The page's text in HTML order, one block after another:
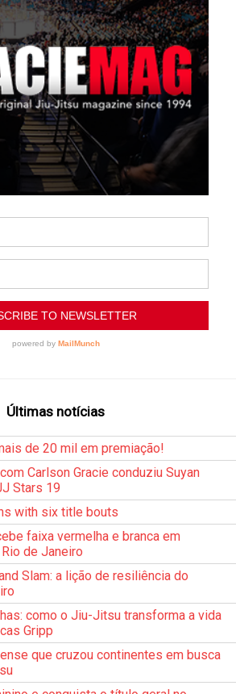
Últimas notícias
de 20 mil em premiação!
Carlson Gracie conduziu Suyan
Stars 19
with six title bouts
faixa vermelha e branca em
de Janeiro
Slam: a lição de resiliência do
como o Jiu-Jitsu transforma a vida
Gripp
que cruzou continentes em busca